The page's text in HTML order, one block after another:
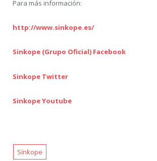
Para más información:
http://www.sinkope.es/
Sinkope (Grupo Oficial) Facebook
Sinkope Twitter
Sinkope Youtube
Sínkope